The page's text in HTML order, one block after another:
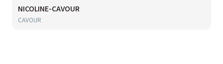
NICOLINE-CAVOUR
CAVOUR